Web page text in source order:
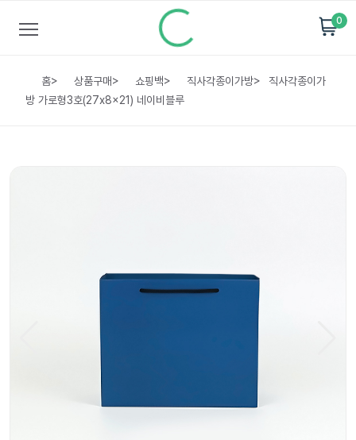
0
홈> 상품구매> 쇼핑백> 직사각종이가방>
직사각종이가
방 가로형3호(27x8x21) 네이비블루